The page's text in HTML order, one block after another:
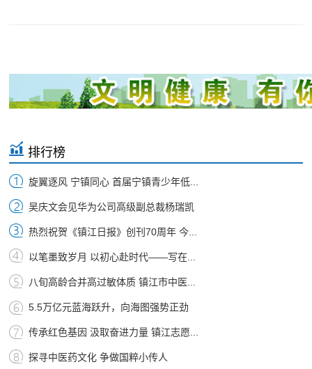
排行榜
旋翼逐风 宁镇同心 首届宁镇青少年低...
吴庆文会见华为公司高级副总裁杨瑞凯
热烈祝贺《镇江日报》创刊70周年 今...
以笔墨致岁月 以初心赴时代——写在...
八旬高龄合并高过敏体质 镇江市中医...
5.5万亿元蓝海跃升，向海图强势正劲
传承红色基因 汲取奋进力量 镇江志愿...
探寻中医药文化 争做国粹小传人